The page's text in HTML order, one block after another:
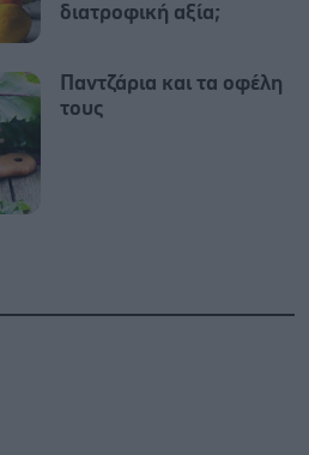
διατροφική αξία;
Παντζάρια και τα οφέλη
τους